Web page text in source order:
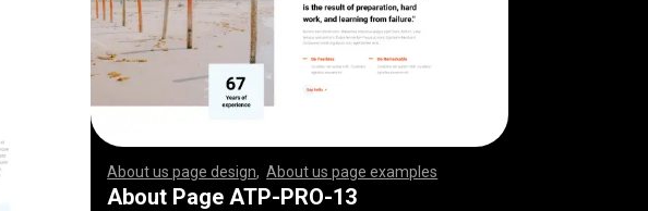
About us page design ,About us page examples
,,,,,,,,,,,,,,,,,,,,,,,, ,,,,,,,,,,,,,,,,,,,,,,,,,,,
,,,,,,,,,,,,,,,,,,,,,,,, ,,,,,,,,,,,,,,,,,,,,,,,,,,,
,,,,,,,,,,,,,,,,,,,,,,,, ,,,,,,,,,,,,,,,,,,,,,,,,,,,
,,,,,,,,,,,,,,,,,,,,,,,, ,,,,,,,,,,,,,,,,,,,,,,,,,,,
,,,,,,,,,,,,,,,,,,,,,,,, ,,,,,,,,,,,,,,,,,,,,,,,,,,,
,,,,,,,,,,,,,,,,,,,,,,,, ,,,,,,,,,,,,,,,,,,,,,,,,,,,
,,,,,,,,,,,,,,,,,,,,,,,, ,,,,,,,,,,,,,,,,,,,,,,,,,,,
,,,,,,,,,,,,,,,,,,,,,,,, ,,,,,,,,,,,,,,,,,,,,,,,,,,,
,,
About Page ATP-PRO-13